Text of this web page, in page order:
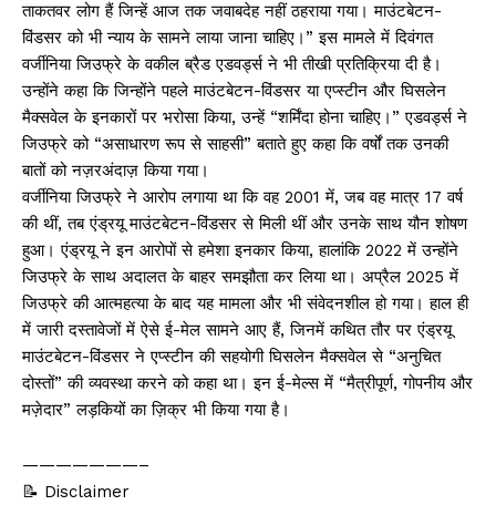
ताकतवर लोग हैं जिन्हें आज तक जवाबदेह नहीं ठहराया गया। माउंटबेटन-
विंडसर को भी न्याय के सामने लाया जाना चाहिए।” इस मामले में दिवंगत
वर्जीनिया जिउफ्रे के वकील ब्रैड एडवर्ड्स ने भी तीखी प्रतिक्रिया दी है।
उन्होंने कहा कि जिन्होंने पहले माउंटबेटन-विंडसर या एप्स्टीन और घिसलेन
मैक्सवेल के इनकारों पर भरोसा किया, उन्हें “शर्मिंदा होना चाहिए।” एडवर्ड्स ने
जिउफ्रे को “असाधारण रूप से साहसी” बताते हुए कहा कि वर्षों तक उनकी
बातों को नज़रअंदाज़ किया गया।
वर्जीनिया जिउफ्रे ने आरोप लगाया था कि वह 2001 में, जब वह मात्र 17 वर्ष
की थीं, तब एंड्रयू माउंटबेटन-विंडसर से मिली थीं और उनके साथ यौन शोषण
हुआ। एंड्रयू ने इन आरोपों से हमेशा इनकार किया, हालांकि 2022 में उन्होंने
जिउफ्रे के साथ अदालत के बाहर समझौता कर लिया था। अप्रैल 2025 में
जिउफ्रे की आत्महत्या के बाद यह मामला और भी संवेदनशील हो गया। हाल ही
में जारी दस्तावेजों में ऐसे ई-मेल सामने आए हैं, जिनमें कथित तौर पर एंड्रयू
माउंटबेटन-विंडसर ने एप्स्टीन की सहयोगी घिसलेन मैक्सवेल से “अनुचित
दोस्तों” की व्यवस्था करने को कहा था। इन ई-मेल्स में “मैत्रीपूर्ण, गोपनीय और
मज़ेदार” लड़कियों का ज़िक्र भी किया गया है।
———————–
📝 Disclaimer